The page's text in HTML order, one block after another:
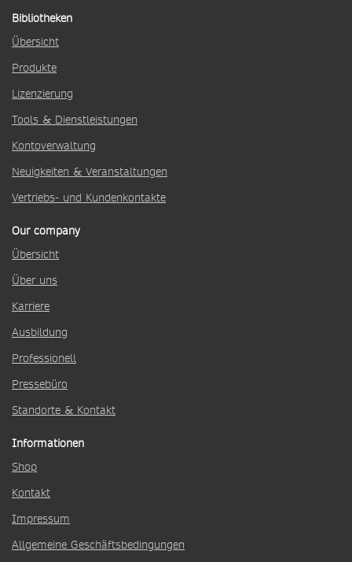
Bibliotheken
Übersicht
Produkte
Lizenzierung
Tools & Dienstleistungen
Kontoverwaltung
Neuigkeiten & Veranstaltungen
Vertriebs- und Kundenkontakte
Our company
Übersicht
Über uns
Karriere
Ausbildung
Professionell
Pressebüro
Standorte & Kontakt
Informationen
Shop
Kontakt
Impressum
Allgemeine Geschäftsbedingungen